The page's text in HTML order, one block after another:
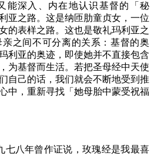
能深入、内在地认识基督的「秘
亚之路。这是纳匝肋童贞女，一位
的表样之路。这也是敬礼玛利亚之
之间不可分离的关系：基督的奥
利亚的奥迹，即使她并不直接包含
为基督而生活。若把圣母经中天使
自己的话，我们就会不断地受到推
中，重新寻找「她母胎中蒙受祝福
七八年曾作证说，玫瑰经是我最喜